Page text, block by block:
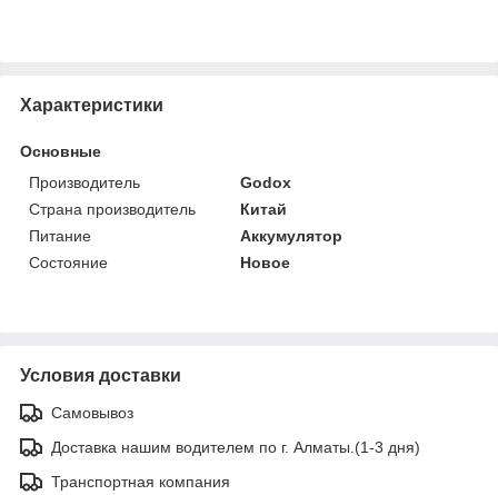
Характеристики
Основные
Производитель
Godox
Страна производитель
Китай
Питание
Аккумулятор
Состояние
Новое
Условия доставки
Самовывоз
Доставка нашим водителем по г. Алматы.(1-3 дня)
Транспортная компания